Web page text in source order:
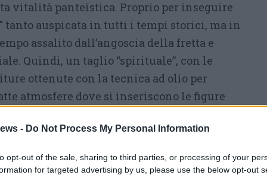
- Do Not Process My Personal Information
opt-out of the sale, sharing to third parties, or processing of your
for targeted advertising by us, please use the below opt-out
vitalità panteistica. Proprio per inseguire
tanto auspicata in tutti i tempi storici, ma in
assalito dall’angoscia della fretta e
Quindi, un taglio “spirituale”, con le
ottenute con la tecnica ad olio per
atmosfere dove si inseriscono le figure
emotiva dei dipinti di Nicoletta, colori
tonalità e timbri voluti con
interiorizzate.